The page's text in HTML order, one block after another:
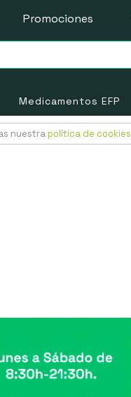
Promociones
Medicamentos EFP
nuestra política de cookies